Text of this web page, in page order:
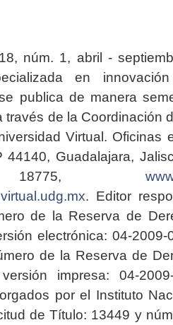
núm. 1, abril -
en
publica de manera
través de la Coordinación
Virtual. Oficinas
44140, Guadalajara,
. Editor
de la Reserva de
electrónica: 04-2009-
de la Reserva de
impresa: 04-2009-
por el Instituto
de Título: 13449 y